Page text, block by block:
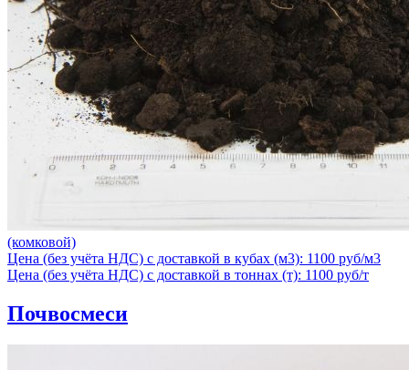
(комковой)
Цена (без учёта НДС) с доставкой в кубах (м3): 1100 руб/м3
Цена (без учёта НДС) с доставкой в тоннах (т): 1100 руб/т
Почвосмеси